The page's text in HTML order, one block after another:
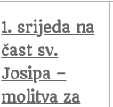
1. srijeda na
čast sv.
Josipa –
molitva za